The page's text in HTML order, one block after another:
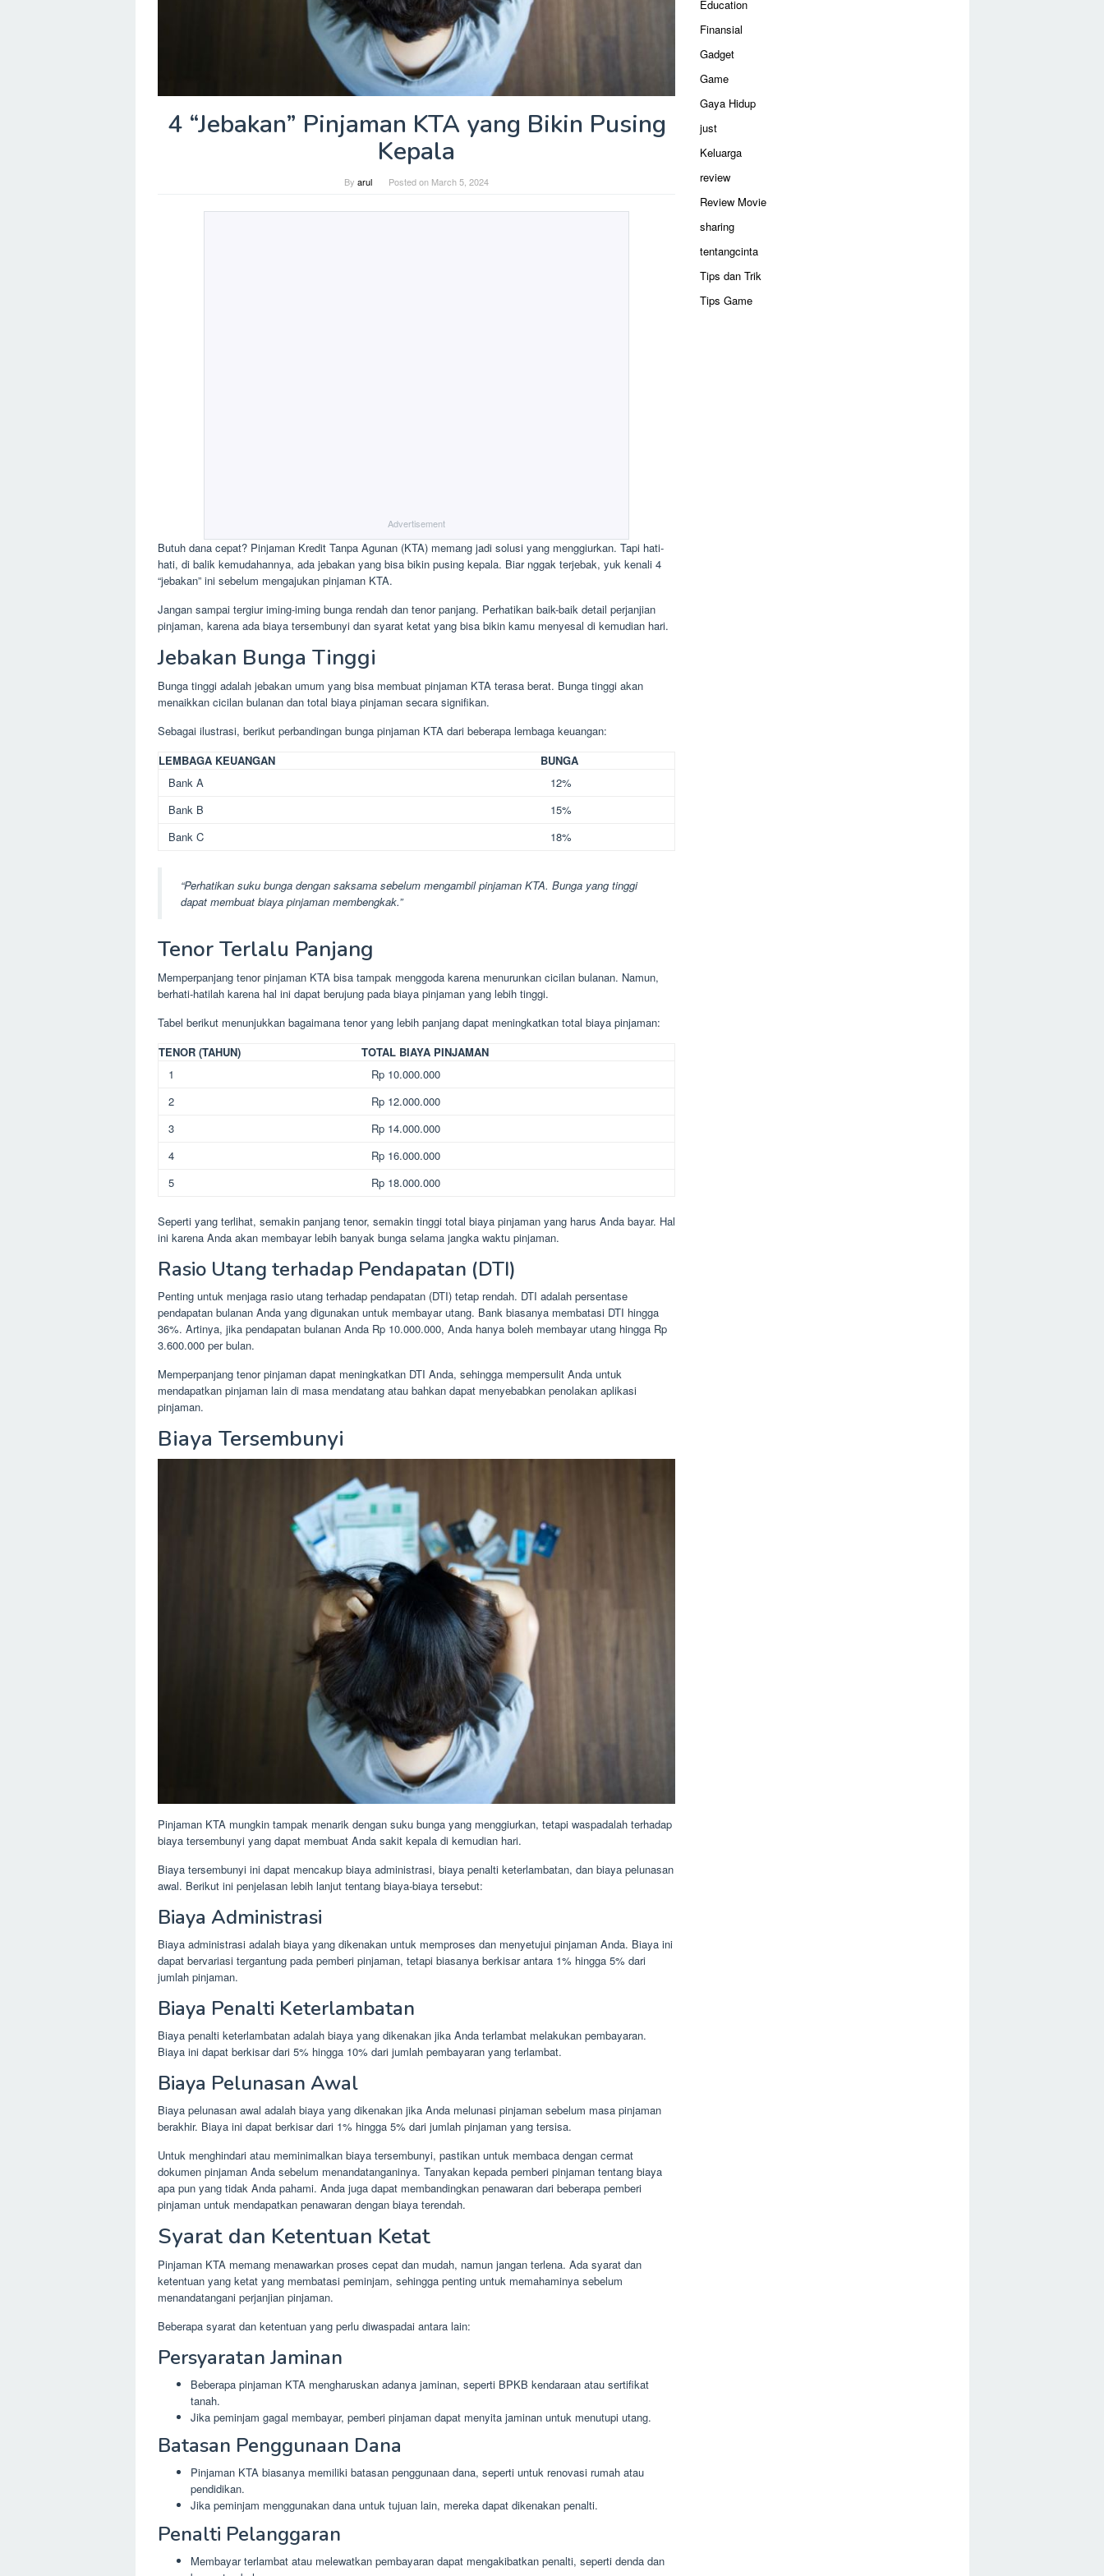
4 “Jebakan” Pinjaman KTA yang Bikin Pusing
Kepala
By arul Posted on March 5, 2024
Advertisement
Butuh dana cepat? Pinjaman Kredit Tanpa Agunan (KTA) memang jadi solusi yang menggiurkan. Tapi hati-
hati, di balik kemudahannya, ada jebakan yang bisa bikin pusing kepala. Biar nggak terjebak, yuk kenali 4
“jebakan” ini sebelum mengajukan pinjaman KTA.
Jangan sampai tergiur iming-iming bunga rendah dan tenor panjang. Perhatikan baik-baik detail perjanjian
pinjaman, karena ada biaya tersembunyi dan syarat ketat yang bisa bikin kamu menyesal di kemudian hari.
Jebakan Bunga Tinggi
Bunga tinggi adalah jebakan umum yang bisa membuat pinjaman KTA terasa berat. Bunga tinggi akan
menaikkan cicilan bulanan dan total biaya pinjaman secara signifikan.
Sebagai ilustrasi, berikut perbandingan bunga pinjaman KTA dari beberapa lembaga keuangan:
LEMBAGA KEUANGAN
BUNGA
Bank A
12%
Bank B
15%
Bank C
18%
“Perhatikan suku bunga dengan saksama sebelum mengambil pinjaman KTA. Bunga yang tinggi
dapat membuat biaya pinjaman membengkak.”
Tenor Terlalu Panjang
Memperpanjang tenor pinjaman KTA bisa tampak menggoda karena menurunkan cicilan bulanan. Namun,
berhati-hatilah karena hal ini dapat berujung pada biaya pinjaman yang lebih tinggi.
Tabel berikut menunjukkan bagaimana tenor yang lebih panjang dapat meningkatkan total biaya pinjaman:
TENOR (TAHUN)
TOTAL BIAYA PINJAMAN
1
Rp 10.000.000
2
Rp 12.000.000
3
Rp 14.000.000
4
Rp 16.000.000
5
Rp 18.000.000
Seperti yang terlihat, semakin panjang tenor, semakin tinggi total biaya pinjaman yang harus Anda bayar. Hal
ini karena Anda akan membayar lebih banyak bunga selama jangka waktu pinjaman.
Rasio Utang terhadap Pendapatan (DTI)
Penting untuk menjaga rasio utang terhadap pendapatan (DTI) tetap rendah. DTI adalah persentase
pendapatan bulanan Anda yang digunakan untuk membayar utang. Bank biasanya membatasi DTI hingga
36%. Artinya, jika pendapatan bulanan Anda Rp 10.000.000, Anda hanya boleh membayar utang hingga Rp
3.600.000 per bulan.
Memperpanjang tenor pinjaman dapat meningkatkan DTI Anda, sehingga mempersulit Anda untuk
mendapatkan pinjaman lain di masa mendatang atau bahkan dapat menyebabkan penolakan aplikasi
pinjaman.
Biaya Tersembunyi
Pinjaman KTA mungkin tampak menarik dengan suku bunga yang menggiurkan, tetapi waspadalah terhadap
biaya tersembunyi yang dapat membuat Anda sakit kepala di kemudian hari.
Biaya tersembunyi ini dapat mencakup biaya administrasi, biaya penalti keterlambatan, dan biaya pelunasan
awal. Berikut ini penjelasan lebih lanjut tentang biaya-biaya tersebut:
Biaya Administrasi
Biaya administrasi adalah biaya yang dikenakan untuk memproses dan menyetujui pinjaman Anda. Biaya ini
dapat bervariasi tergantung pada pemberi pinjaman, tetapi biasanya berkisar antara 1% hingga 5% dari
jumlah pinjaman.
Biaya Penalti Keterlambatan
Biaya penalti keterlambatan adalah biaya yang dikenakan jika Anda terlambat melakukan pembayaran.
Biaya ini dapat berkisar dari 5% hingga 10% dari jumlah pembayaran yang terlambat.
Biaya Pelunasan Awal
Biaya pelunasan awal adalah biaya yang dikenakan jika Anda melunasi pinjaman sebelum masa pinjaman
berakhir. Biaya ini dapat berkisar dari 1% hingga 5% dari jumlah pinjaman yang tersisa.
Untuk menghindari atau meminimalkan biaya tersembunyi, pastikan untuk membaca dengan cermat
dokumen pinjaman Anda sebelum menandatanganinya. Tanyakan kepada pemberi pinjaman tentang biaya
apa pun yang tidak Anda pahami. Anda juga dapat membandingkan penawaran dari beberapa pemberi
pinjaman untuk mendapatkan penawaran dengan biaya terendah.
Syarat dan Ketentuan Ketat
Pinjaman KTA memang menawarkan proses cepat dan mudah, namun jangan terlena. Ada syarat dan
ketentuan yang ketat yang membatasi peminjam, sehingga penting untuk memahaminya sebelum
menandatangani perjanjian pinjaman.
Beberapa syarat dan ketentuan yang perlu diwaspadai antara lain:
Persyaratan Jaminan
Beberapa pinjaman KTA mengharuskan adanya jaminan, seperti BPKB kendaraan atau sertifikat
tanah.
Jika peminjam gagal membayar, pemberi pinjaman dapat menyita jaminan untuk menutupi utang.
Batasan Penggunaan Dana
Pinjaman KTA biasanya memiliki batasan penggunaan dana, seperti untuk renovasi rumah atau
pendidikan.
Jika peminjam menggunakan dana untuk tujuan lain, mereka dapat dikenakan penalti.
Penalti Pelanggaran
Membayar terlambat atau melewatkan pembayaran dapat mengakibatkan penalti, seperti denda dan
Education
Finansial
Gadget
Game
Gaya Hidup
just
Keluarga
review
Review Movie
sharing
tentangcinta
Tips dan Trik
Tips Game